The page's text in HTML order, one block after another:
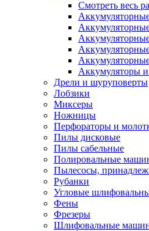
Смотреть весь
Аккумуляторы и
Дрели и шуруповерты
Лобзики
Миксеры
Ножницы
Перфораторы и
Пилы дисковые
Пилы сабельные
Полировальные
Пылесосы,
Рубанки
Угловые
Фены
Фрезеры
Шлифовальные